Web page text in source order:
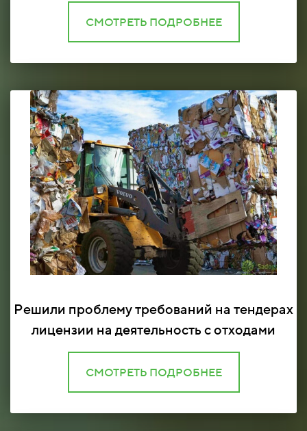
СМОТРЕТЬ ПОДРОБНЕЕ
Решили проблему требований на тендерах
лицензии на деятельность с отходами
СМОТРЕТЬ ПОДРОБНЕЕ